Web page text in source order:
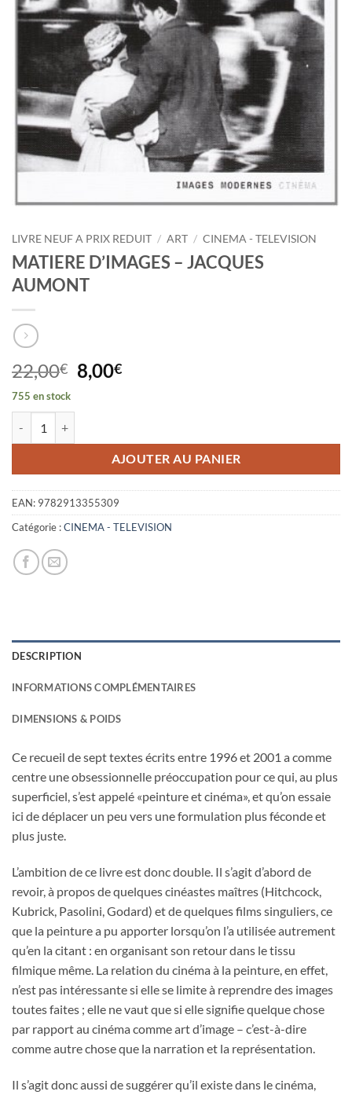
LIVRE NEUF A PRIX REDUIT / ART / CINEMA - TELEVISION
MATIERE D’IMAGES – JACQUES
AUMONT
22,00€ Le
prix
22,00€.
8,00€Le
8,00€.
755 en stock
AJOUTER AU PANIER
EAN: 9782913355309
Catégorie :CINEMA - TELEVISION
DESCRIPTION
INFORMATIONS COMPLÉMENTAIRES
DIMENSIONS & POIDS
Ce recueil de sept textes écrits entre 1996 et 2001 a comme
centre une obsessionnelle préoccupation pour ce qui, au plus
superficiel, s’est appelé «peinture et cinéma», et qu’on essaie
ici de déplacer un peu vers une formulation plus féconde et
plus juste.
L’ambition de ce livre est donc double. Il s’agit d’abord de
revoir, à propos de quelques cinéastes maîtres (Hitchcock,
Kubrick, Pasolini, Godard) et de quelques films singuliers, ce
que la peinture a pu apporter lorsqu’on l’a utilisée autrement
qu’en la citant : en organisant son retour dans le tissu
filmique même. La relation du cinéma à la peinture, en effet,
n’est pas intéressante si elle se limite à reprendre des images
toutes faites ; elle ne vaut que si elle signifie quelque chose
par rapport au cinéma comme art d’image – c’est-à-dire
comme autre chose que la narration et la représentation.
Il s’agit donc aussi de suggérer qu’il existe dans le cinéma,